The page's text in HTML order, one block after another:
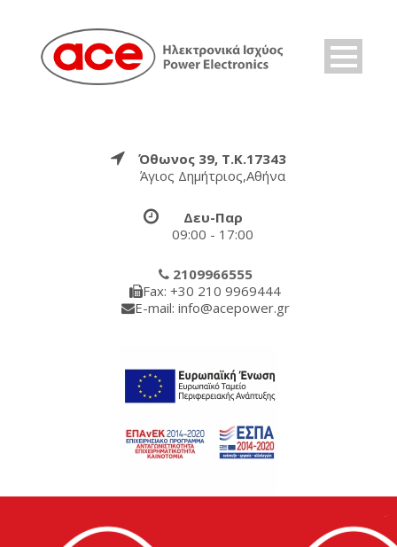
Όθωνος 39, Τ.Κ.17343
Άγιος Δημήτριος,Αθήνα
Δευ-Παρ
09:00 - 17:00
2109966555
Fax: +30 210 9969444
E-mail: info@acepower.gr